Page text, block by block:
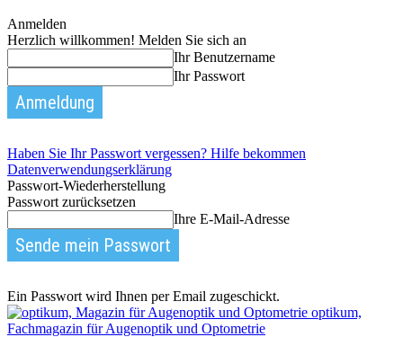
Anmelden
Herzlich willkommen! Melden Sie sich an
Ihr Benutzername
Ihr Passwort
Haben Sie Ihr Passwort vergessen? Hilfe bekommen
Datenverwendungserklärung
Passwort-Wiederherstellung
Passwort zurücksetzen
Ihre E-Mail-Adresse
Ein Passwort wird Ihnen per Email zugeschickt.
optikum,
Fachmagazin für Augenoptik und Optometrie